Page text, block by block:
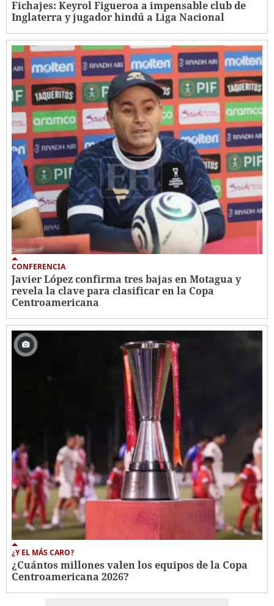
Fichajes: Keyrol Figueroa a impensable club de
Inglaterra y jugador hindú a Liga Nacional
CONFERENCIA
Javier López confirma tres bajas en Motagua y
revela la clave para clasificar en la Copa
Centroamericana
¿Y EL MÁS CARO?
¿Cuántos millones valen los equipos de la Copa
Centroamericana 2026?